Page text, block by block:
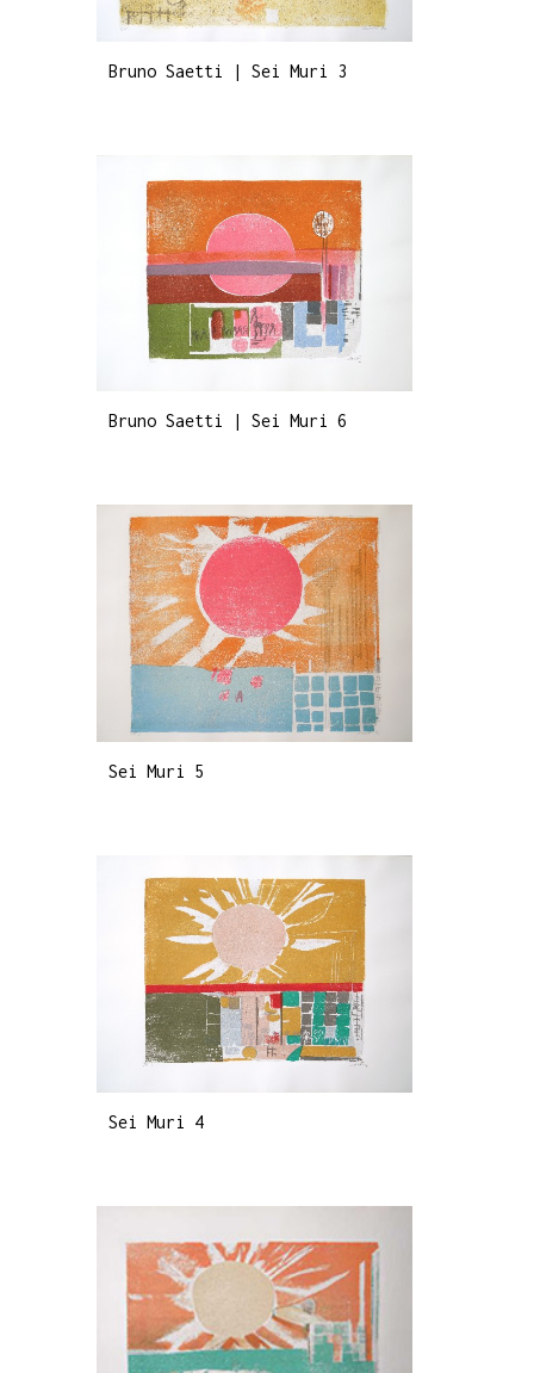
Bruno Saetti | Sei Muri 3
Bruno Saetti | Sei Muri 6
Sei Muri 5
Sei Muri 4